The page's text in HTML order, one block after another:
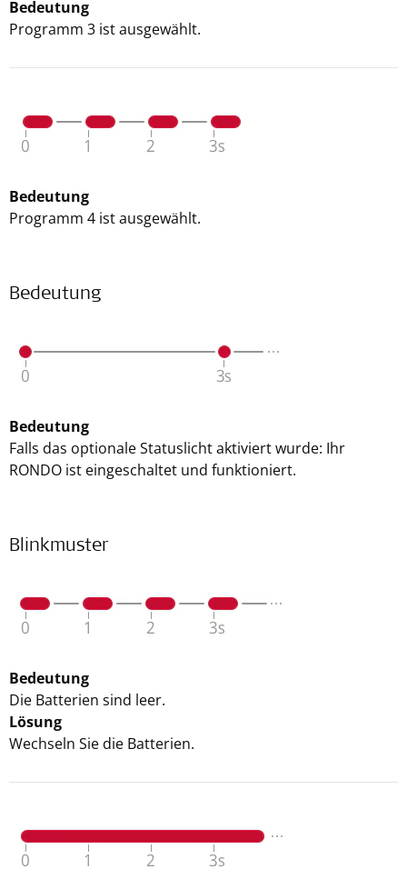
Bedeutung
Programm 3 ist ausgewählt.
Bedeutung
Programm 4 ist ausgewählt.
Bedeutung
Bedeutung
Falls das optionale Statuslicht aktiviert wurde: Ihr
RONDO ist eingeschaltet und funktioniert.
Blinkmuster
Bedeutung
Die Batterien sind leer.
Lösung
Wechseln Sie die Batterien.